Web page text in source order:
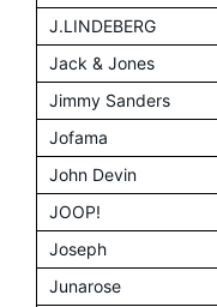
J.LINDEBERG
Jack & Jones
Jimmy Sanders
Jofama
John Devin
JOOP!
Joseph
Junarose